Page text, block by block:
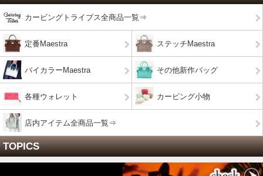
カービングトライブス全商品一覧⇒
定番Maestra ステッチMaestra
バイカラーMaestra その他新作バッグ
各種ウォレット カービング小物
店内アイテム全商品一覧⇒
TOPICS